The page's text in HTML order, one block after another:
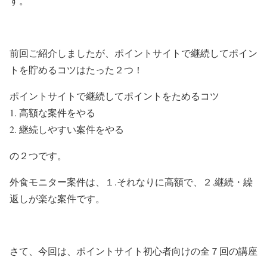
前回ご紹介しましたが、ポイントサイトで継続してポイン
トを貯めるコツはたった２つ！
ポイントサイトで継続してポイントをためるコツ
高額な案件をやる
継続しやすい案件をやる
の２つです。
外食モニター案件は、１.それなりに高額で、２.継続・繰
返しが楽な案件です。
さて、今回は、ポイントサイト初心者向けの全７回の講座